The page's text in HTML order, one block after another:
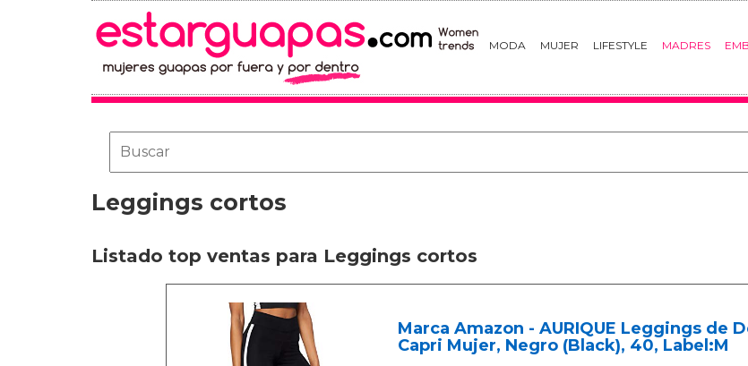
MODA MUJER LIFESTYLE MADRES
Leggings cortos
Listado top ventas para Leggings cortos
Marca Amazon - AURIQUE Leggings de
Capri Mujer, Negro (Black), 40, Label:M